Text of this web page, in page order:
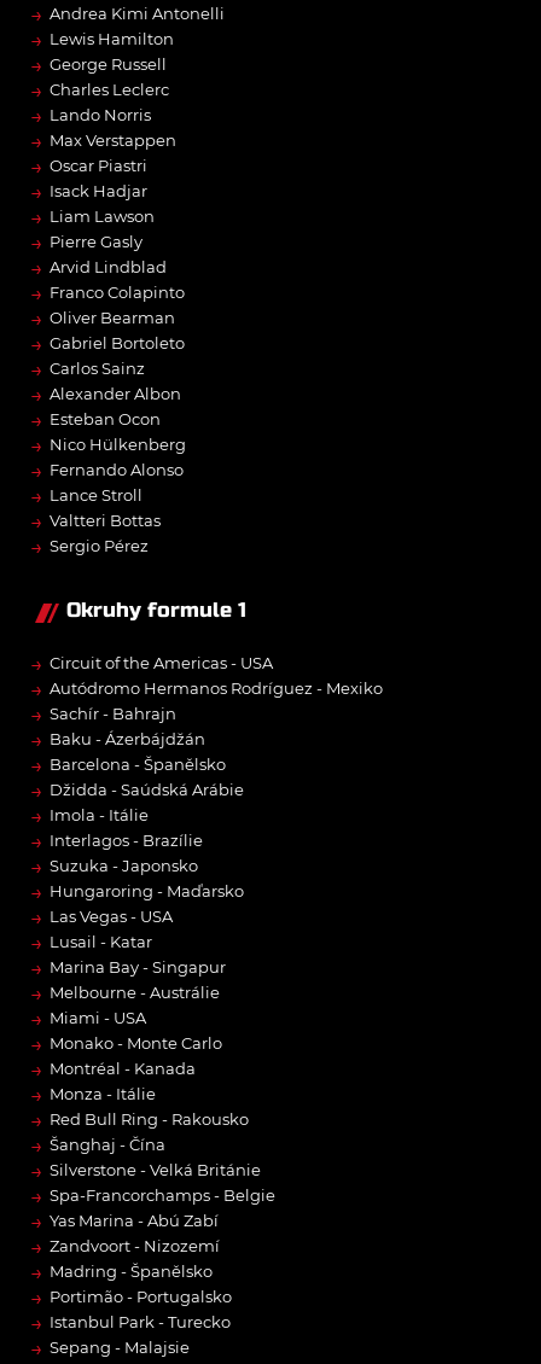
→ Andrea Kimi Antonelli
→ Lewis Hamilton
→ George Russell
→ Charles Leclerc
→ Lando Norris
→ Max Verstappen
→ Oscar Piastri
→ Isack Hadjar
→ Liam Lawson
→ Pierre Gasly
→ Arvid Lindblad
→ Franco Colapinto
→ Oliver Bearman
→ Gabriel Bortoleto
→ Carlos Sainz
→ Alexander Albon
→ Esteban Ocon
→ Nico Hülkenberg
→ Fernando Alonso
→ Lance Stroll
→ Valtteri Bottas
→ Sergio Pérez
Okruhy formule 1
→ Circuit of the Americas - USA
→ Autódromo Hermanos Rodríguez - Mexiko
→ Sachír - Bahrajn
→ Baku - Ázerbájdžán
→ Barcelona - Španělsko
→ Džidda - Saúdská Arábie
→ Imola - Itálie
→ Interlagos - Brazílie
→ Suzuka - Japonsko
→ Hungaroring - Maďarsko
→ Las Vegas - USA
→ Lusail - Katar
→ Marina Bay - Singapur
→ Melbourne - Austrálie
→ Miami - USA
→ Monako - Monte Carlo
→ Montréal - Kanada
→ Monza - Itálie
→ Red Bull Ring - Rakousko
→ Šanghaj - Čína
→ Silverstone - Velká Británie
→ Spa-Francorchamps - Belgie
→ Yas Marina - Abú Zabí
→ Zandvoort - Nizozemí
→ Madring - Španělsko
→ Portimão - Portugalsko
→ Istanbul Park - Turecko
→ Sepang - Malajsie